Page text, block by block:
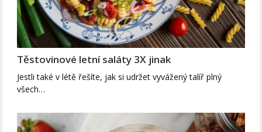
Těstovinové letní saláty 3X jinak
Jestli také v létě řešíte, jak si udržet vyvážený talíř plný
všech…